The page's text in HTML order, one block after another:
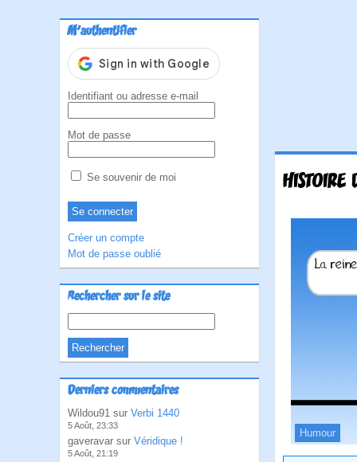
M'authentifier
Identifiant ou adresse e-mail
Mot de passe
Se souvenir de moi
Créer un compte
Mot de passe oublié
Rechercher sur le site
Derniers commentaires
Wildou91 sur Verbi 1440
5 Août, 23:33
gaveravar sur Véridique !
5 Août, 21:19
HISTOIRE
Humour